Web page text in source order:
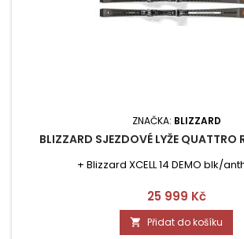
ZNAČKA: BLIZZARD
BLIZZARD SJEZDOVÉ LYŽE QUATTRO
+ Blizzard XCELL 14 DEMO blk/
Cena
25 999 Kč
 Přidat do košíku